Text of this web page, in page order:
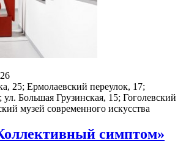
25; Ермолаевский переулок, 17;
ул. Большая Грузинская, 15; Гоголевский
музей современного искусства
симптом»